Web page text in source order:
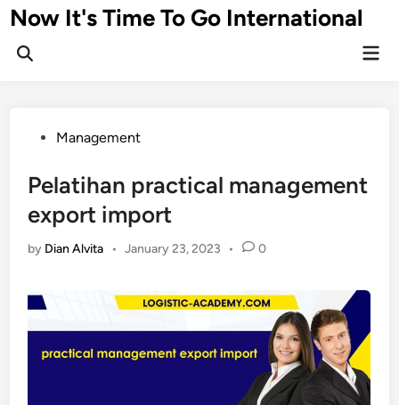
Skip
to
content
Now It's Time To Go International
PostedManagement
Pelatihan practical management
export import
by Dian Alvita • January 23, 2023 • 0